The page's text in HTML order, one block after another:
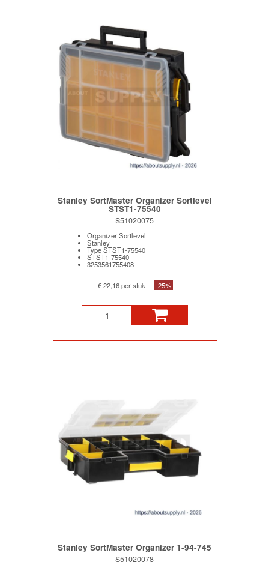
Stanley SortMaster Organizer Sortlevel
STST1-75540
S51020075
Organizer Sortlevel
Stanley
Type STST1-75540
STST1-75540
3253561755408
€ 22,16 per stuk -25%
Stanley SortMaster Organizer 1-94-745
S51020078